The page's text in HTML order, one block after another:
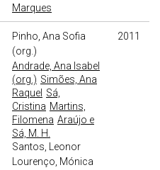
Marques
Pinho, Ana Sofia
(org.)
Andrade, Ana Isabel
(org.) Simões, Ana
Raquel Sá,
Cristina Martins,
Filomena Araújo e
Sá, M. H.
Santos, Leonor
Lourenço, Mónica
2011